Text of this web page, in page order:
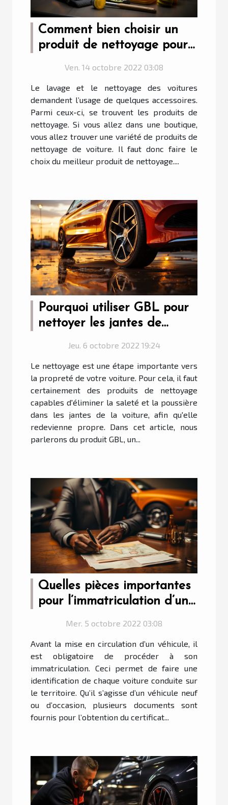
Comment bien choisir un
produit de nettoyage pour
Ven. 14 octobre 2022 03:08
Le lavage et le nettoyage des voitures
demandent l’usage de quelques accessoires.
Parmi ceux-ci, se trouvent les produits de
nettoyage. Si vous allez dans une boutique,
vous allez trouver une variété de produits de
nettoyage de voiture. Il faut donc faire le
choix du meilleur produit de nettoyage....
Pourquoi utiliser GBL pour
nettoyer les jantes de
Jeu. 6 octobre 2022 19:24
Le nettoyage est une étape importante vers
la propreté de votre voiture. Pour cela, il faut
certainement des produits de nettoyage
capables d'éliminer la saleté et la poussière
dans les jantes de la voiture, afin qu'elle
redevienne propre. Dans cet article, nous
parlerons du produit GBL, un...
Quelles pièces importantes
pour l’immatriculation d’un
Mer. 5 octobre 2022 03:08
Avant la mise en circulation d’un véhicule, il
est obligatoire de procéder à son
immatriculation. Ceci permet de faire une
identification de chaque voiture conduite sur
le territoire. Qu’il s’agisse d’un véhicule neuf
ou d’occasion, plusieurs documents sont
fournis pour l’obtention du certificat...